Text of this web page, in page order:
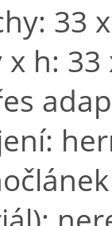
33
h: 33